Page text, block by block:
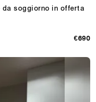
soggiorno in offerta
€690